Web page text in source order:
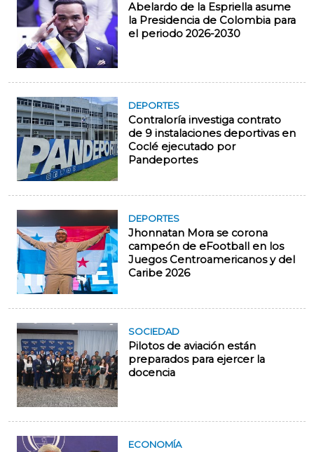
Abelardo de la Espriella asume
la Presidencia de Colombia para
el periodo 2026-2030
DEPORTES
Contraloría investiga contrato
de 9 instalaciones deportivas en
Coclé ejecutado por
Pandeportes
DEPORTES
Jhonnatan Mora se corona
campeón de eFootball en los
Juegos Centroamericanos y del
Caribe 2026
SOCIEDAD
Pilotos de aviación están
preparados para ejercer la
docencia
ECONOMÍA